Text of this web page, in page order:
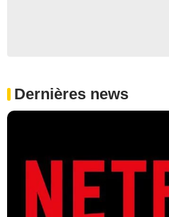
Dernières news